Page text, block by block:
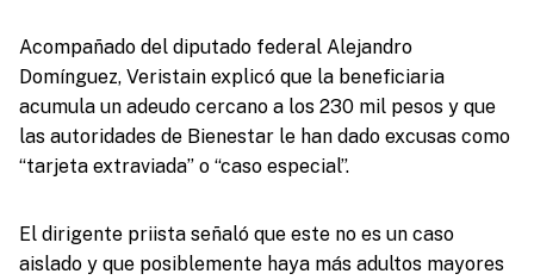
Acompañado del diputado federal Alejandro
Domínguez, Veristain explicó que la beneficiaria
acumula un adeudo cercano a los 230 mil pesos y que
las autoridades de Bienestar le han dado excusas como
“tarjeta extraviada” o “caso especial”.
El dirigente priista señaló que este no es un caso
aislado y que posiblemente haya más adultos mayores